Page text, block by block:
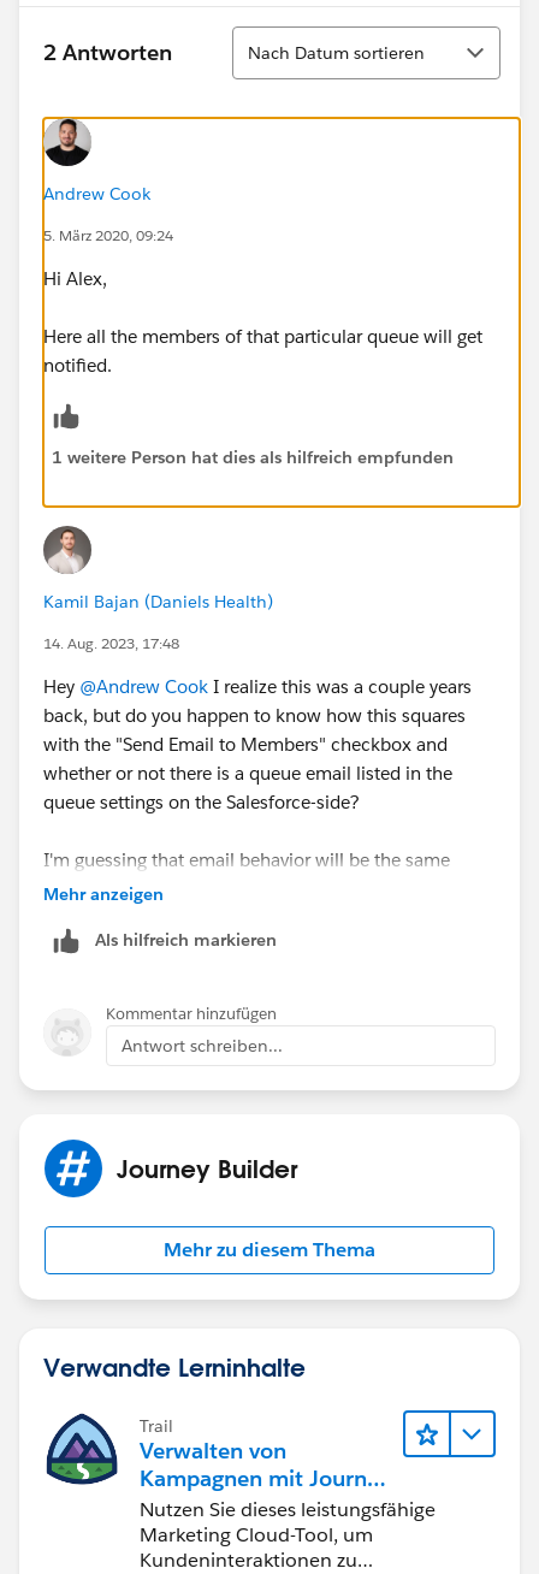
2 Antworten
Sortieren
Nach Datum sortieren
Andrew Cook
5. März 2020, 09:24
Hi Alex,
Here all the members of that particular queue will get
notified.
1 weitere Person hat dies als hilfreich empfunden
Kamil Bajan (Daniels Health)
14. Aug. 2023, 17:48
Hey @Andrew Cook I realize this was a couple years
back, but do you happen to know how this squares
with the "Send Email to Members" checkbox and
whether or not there is a queue email listed in the
queue settings on the Salesforce-side?
I'm guessing that email behavior will be the same
whether we're talking about email alerts from SF or
the queue settings just determine whether it will go to
Mehr anzeigen
Als hilfreich markieren
Kommentar hinzufügen
Antwort schreiben...
Journey Builder
Mehr zu diesem Thema
Verwandte Lerninhalte
Trail
Verwalten von
Kampagnen mit Journey
Builder
Nutzen Sie dieses leistungsfähige
Marketing Cloud-Tool, um
Kundeninteraktionen zu